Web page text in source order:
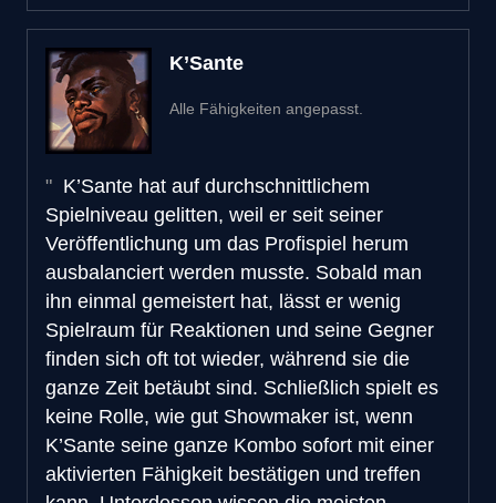
K’Sante
Alle Fähigkeiten angepasst.
K’Sante hat auf durchschnittlichem
Spielniveau gelitten, weil er seit seiner
Veröffentlichung um das Profispiel herum
ausbalanciert werden musste. Sobald man
ihn einmal gemeistert hat, lässt er wenig
Spielraum für Reaktionen und seine Gegner
finden sich oft tot wieder, während sie die
ganze Zeit betäubt sind. Schließlich spielt es
keine Rolle, wie gut Showmaker ist, wenn
K’Sante seine ganze Kombo sofort mit einer
aktivierten Fähigkeit bestätigen und treffen